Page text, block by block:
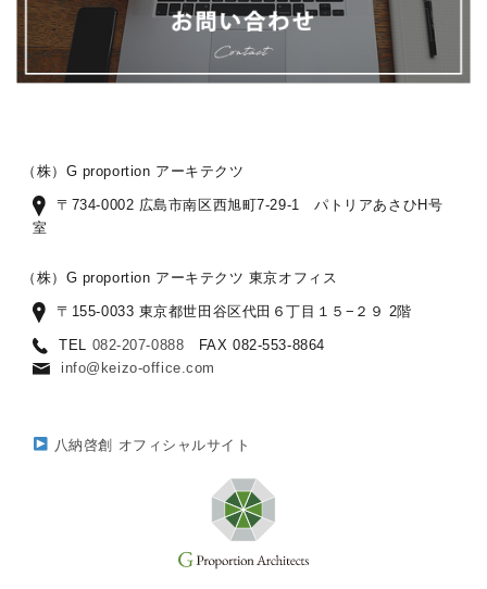
（株）G proportion アーキテクツ
〒734-0002 広島市南区西旭町7-29-1 パトリアあさひH号
室
（株）G proportion アーキテクツ 東京オフィス
〒155-0033 東京都世田谷区代田６丁目１５−２９ 2階
TEL 082-207-0888 FAX 082-553-8864
info@keizo-office.com
八納啓創 オフィシャルサイト